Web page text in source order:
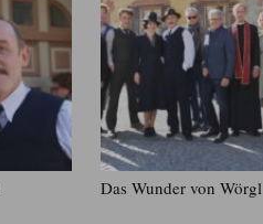
Das Wunder von Wörgl